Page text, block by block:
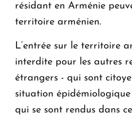
résidant en Arménie
territoire arménien.
L’entrée sur le territoire
interdite pour les autres
étrangers - qui sont
situation
qui se sont rendus dans